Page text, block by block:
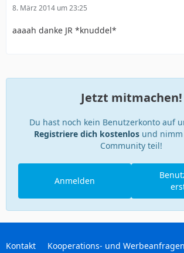
8. März 2014 um 23:25
aaaah danke JR *knuddel*
Jetzt mitmachen!
Du hast noch kein Benutzerkonto auf
Registriere dich kostenlos und
Community teil!
Anmelden
Kontakt Kooperations- und Werbeanfragen